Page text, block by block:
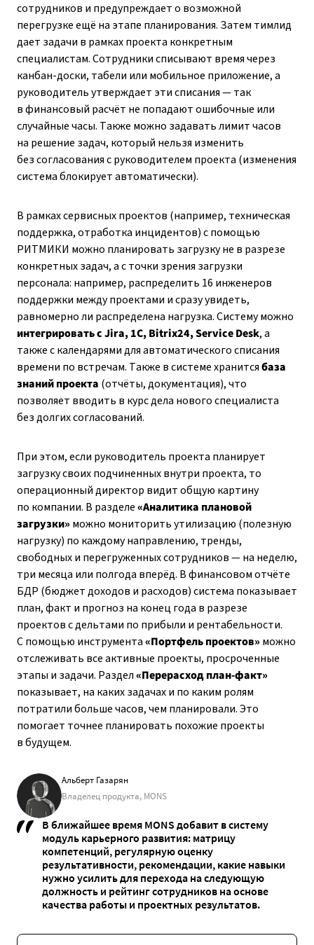
сотрудников и предупреждает о возможной
перегрузке ещё на этапе планирования. Затем тимлид
дает задачи в рамках проекта конкретным
специалистам. Сотрудники списывают время через
канбан-доски, табели или мобильное приложение, а
руководитель утверждает эти списания — так
в финансовый расчёт не попадают ошибочные или
случайные часы. Также можно задавать лимит часов
на решение задач, который нельзя изменить
без согласования с руководителем проекта (изменения
система блокирует автоматически).
В рамках сервисных проектов (например, техническая
поддержка, отработка инцидентов) с помощью
РИТМИКИ можно планировать загрузку не в разрезе
конкретных задач, а с точки зрения загрузки
персонала: например, распределить 16 инженеров
поддержки между проектами и сразу увидеть,
равномерно ли распределена нагрузка. Систему можно
интегрировать с Jira, 1С, Bitrix24, Service Desk, а
также с календарями для автоматического списания
времени по встречам. Также в системе хранитсябаза
знаний проекта (отчёты, документация), что
позволяет вводить в курс дела нового специалиста
без долгих согласований.
При этом, если руководитель проекта планирует
загрузку своих подчиненных внутри проекта, то
операционный директор видит общую картину
по компании. В разделе«Аналитика плановой
загрузки» можно мониторить утилизацию (полезную
нагрузку) по каждому направлению, тренды,
свободных и перегруженных сотрудников — на неделю,
три месяца или полгода вперёд. В финансовом отчёте
БДР (бюджет доходов и расходов) система показывает
план, факт и прогноз на конец года в разрезе
проектов с дельтами по прибыли и рентабельности.
С помощью инструмента«Портфель проектов» можно
отслеживать все активные проекты, просроченные
этапы и задачи. Раздел«Перерасход план-факт»
показывает, на каких задачах и по каким ролям
потратили больше часов, чем планировали. Это
помогает точнее планировать похожие проекты
в будущем.
Альберт Газарян
Владелец продукта, MONS
В ближайшее время MONS добавит в систему
модуль карьерного развития: матрицу
компетенций, регулярную оценку
результативности, рекомендации, какие навыки
нужно усилить для перехода на следующую
должность и рейтинг сотрудников на основе
качества работы и проектных результатов.